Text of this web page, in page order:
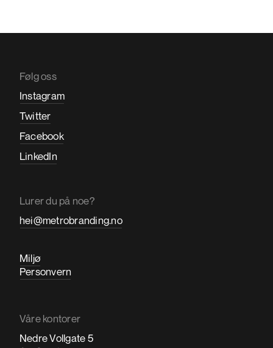
Følg oss
Instagram
Twitter
Facebook
LinkedIn
Lurer du på noe?
hei@metrobranding.no
Miljø
Personvern
Våre kontorer
Nedre Vollgate 5